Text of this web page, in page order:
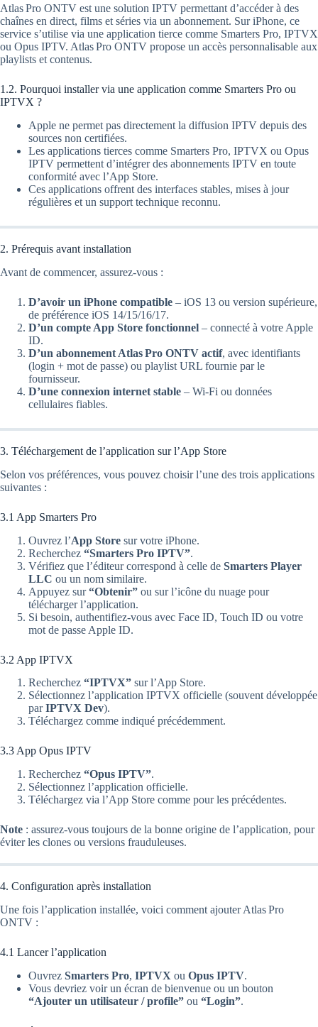
Atlas Pro ONTV est une solution IPTV permettant d’accéder à des
chaînes en direct, films et séries via un abonnement. Sur iPhone, ce
service s’utilise via une application tierce comme Smarters Pro, IPTVX
ou Opus IPTV. Atlas Pro ONTV propose un accès personnalisable aux
playlists et contenus.
1.2. Pourquoi installer via une application comme Smarters Pro ou
IPTVX ?
Apple ne permet pas directement la diffusion IPTV depuis des
sources non certifiées.
Les applications tierces comme Smarters Pro, IPTVX ou Opus
IPTV permettent d’intégrer des abonnements IPTV en toute
conformité avec l’App Store.
Ces applications offrent des interfaces stables, mises à jour
régulières et un support technique reconnu.
2. Prérequis avant installation
Avant de commencer, assurez-vous :
D’avoir un iPhone compatible – iOS 13 ou version supérieure,
de préférence iOS 14/15/16/17.
D’un compte App Store fonctionnel – connecté à votre Apple
ID.
D’un abonnement Atlas Pro ONTV actif, avec identifiants
(login + mot de passe) ou playlist URL fournie par le
fournisseur.
D’une connexion internet stable – Wi‑Fi ou données
cellulaires fiables.
3. Téléchargement de l’application sur l’App Store
Selon vos préférences, vous pouvez choisir l’une des trois applications
suivantes :
3.1 App Smarters Pro
Ouvrez l’App Store sur votre iPhone.
Recherchez “Smarters Pro IPTV”.
Vérifiez que l’éditeur correspond à celle de Smarters Player
LLC ou un nom similaire.
Appuyez sur“Obtenir” ou sur l’icône du nuage pour
télécharger l’application.
Si besoin, authentifiez-vous avec Face ID, Touch ID ou votre
mot de passe Apple ID.
3.2 App IPTVX
Recherchez “IPTVX” sur l’App Store.
Sélectionnez l’application IPTVX officielle (souvent développée
parIPTVX Dev).
Téléchargez comme indiqué précédemment.
3.3 App Opus IPTV
Recherchez “Opus IPTV”.
Sélectionnez l’application officielle.
Téléchargez via l’App Store comme pour les précédentes.
Note : assurez-vous toujours de la bonne origine de l’application, pour
éviter les clones ou versions frauduleuses.
4. Configuration après installation
Une fois l’application installée, voici comment ajouter Atlas Pro
ONTV :
4.1 Lancer l’application
Ouvrez Smarters Pro, IPTVX ou Opus IPTV.
Vous devriez voir un écran de bienvenue ou un bouton
“Ajouter un utilisateur / profile” ou “Login”.